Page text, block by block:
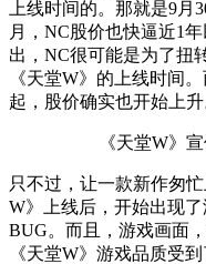
上线时间的。那就是9
月，NC股价也快逼近1
出，NC很可能是为了扭
《天堂W》的上线时间
起，股价确实也开始上升
《天堂W》
只不过，让一款新作匆
W》上线后，开始出现
BUG。而且，游戏画面
《天堂W》游戏品质受